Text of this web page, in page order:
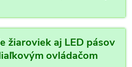
žiaroviek aj LED pásov
ovládačom